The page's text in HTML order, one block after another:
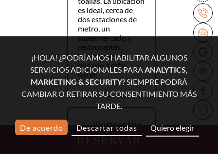
RESERVAR
es ideal, cerca de
dos estaciones de
metro, un
supermercado y
restaurantes.
Volveremos sin
dudarlo a este
hotel.
Piermartini
4 marzo 2026
¡HOLA! ¿PODRÍAMOS HABILITAR ALGUNOS
SERVICIOS ADICIONALES PARAANALYTICS,
MARKETING & SECURITY? SIEMPRE PODRÁ
CAMBIAR O RETIRAR SU CONSENTIMIENTO MÁS
TARDE.
De acuerdo Descartar todas Quiero elegir